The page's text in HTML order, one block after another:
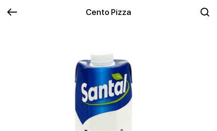
Cento Pizza